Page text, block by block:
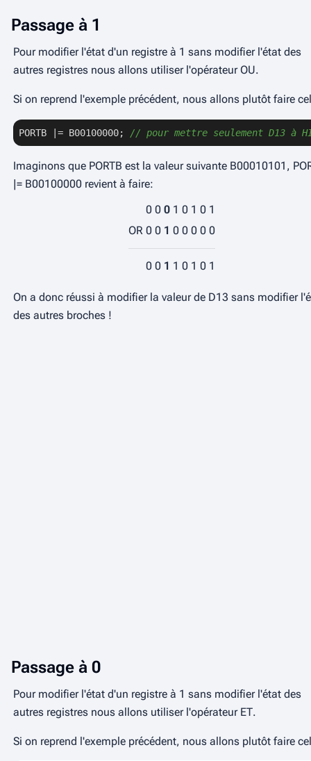
Passage à 1
Pour modifier l'état d'un registre à 1 sans modifier l'état des
autres registres nous allons utiliser l'opérateurOU.
Si on reprend l'exemple précédent, nous allons plutôt faire
PORTB |= B00100000; // pour mettre seulement D13 à
Imaginons que PORTB est la valeur suivante B00010101 ,
|= B00100000 revient à faire:
0 0 0 1 0 1 0 1
OR 0 0 1 0 0 0 0 0
0 0 1 1 0 1 0 1
On a donc réussi à modifier la valeur de D13 sans modifier
des autres broches !
Passage à 0
Pour modifier l'état d'un registre à 1 sans modifier l'état des
autres registres nous allons utiliser l'opérateur ET.
Si on reprend l'exemple précédent, nous allons plutôt faire